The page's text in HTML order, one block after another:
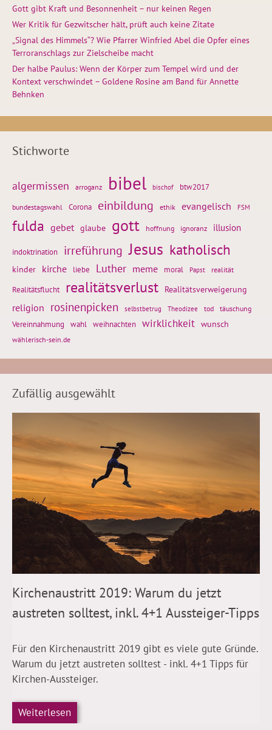
Gott gibt Kraft und Besonnenheit – nur keinen Regen
Wer Kritik für Gezwitscher hält, prüft auch keine Zitate
„Signal des Himmels“? Wie Pfarrer Winfried Abel die Opfer eines
Terroranschlags zur Zielscheibe macht
Der halbe Paulus: Wenn der Körper zum Tempel wird und der
Kontext verschwindet – Goldene Rosine am Band für Annette
Behnken
Stichworte
algermissen arroganz bibel bischof btw2017
bundestagswahl Corona einbildung ethik evangelisch FSM
fulda gebet glaube gott hoffnung ignoranz illusion
indoktrination irreführung Jesus katholisch
kinder kirche liebe Luther meme moral Papst realität
Realitätsflucht realitätsverlust Realitätsverweigerung
religion rosinenpicken selbstbetrug Theodizee tod täuschung
Vereinnahmung wahl weihnachten wirklichkeit wunsch
wählerisch-sein.de
Zufällig ausgewählt
Kirchenaustritt 2019: Warum du jetzt
austreten solltest, inkl. 4+1 Aussteiger-Tipps
Für den Kirchenaustritt 2019 gibt es viele gute Gründe.
Warum du jetzt austreten solltest - inkl. 4+1 Tipps für
Kirchen-Aussteiger.
Weiterlesen